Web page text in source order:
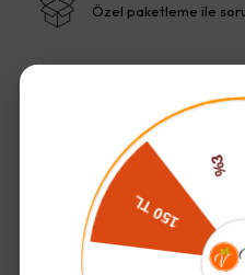
Özel paketleme ile
İade ve Değişim
Kargo ve Teslimat